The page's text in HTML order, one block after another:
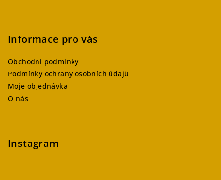
Informace pro vás
Obchodní podmínky
Podmínky ochrany osobních údajů
Moje objednávka
O nás
Instagram